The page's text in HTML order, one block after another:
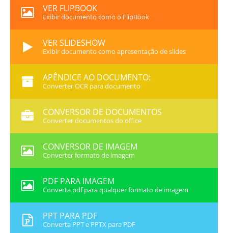
VER FLIPBOOK
Exibir documento como o FlipBook
VER SLIDESHOW
Exibir documento como apresentação de slides
APÊNDICE AO DOCUMENTO:
Converter OCR para documento
CONVERSOR DE DOCUMENTOS
Converter documentos do office
CONVERSOR DE IMAGEM
Converter formato de imagem
PDF PARA IMAGEM
Converta pdf para qualquer formato de imagem
PPT PARA PDF
Converta PPT e PPTX para PDF